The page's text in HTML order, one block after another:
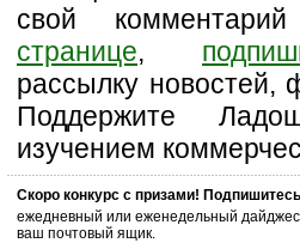
свой
странице,
рассылку новостей,
Поддержите
изучением
Скоро конкурс с призами!
ежедневный или еженедельный
ваш почтовый ящик.